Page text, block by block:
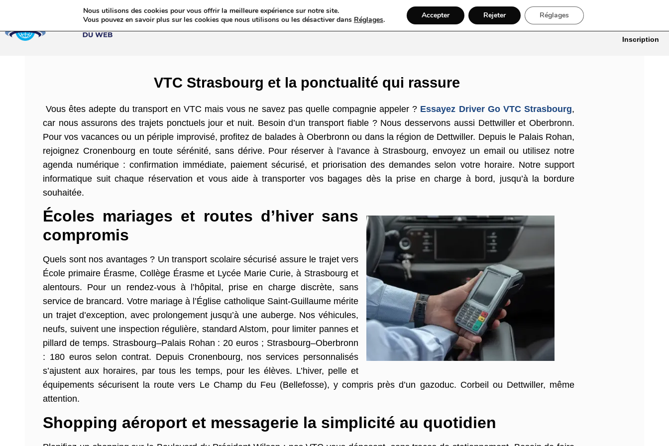
Annuaires & Blogs Web Taxi VTC Ambulance Locations De Voitures Bâtiment, Artisans & Électriciens
Inscription
VTC Strasbourg et la ponctualité qui rassure
Vous êtes adepte du transport en VTC mais vous ne savez pas quelle compagnie appeler ? Essayez Driver Go VTC Strasbourg,
car nous assurons des trajets ponctuels jour et nuit. Besoin d’un transport fiable ? Nous desservons aussi Dettwiller et Oberbronn.
Pour vos vacances ou un périple improvisé, profitez de balades à Oberbronn ou dans la région de Dettwiller. Depuis le Palais Rohan,
rejoignez Cronenbourg en toute sérénité, sans dérive. Pour réserver à l’avance à Strasbourg, envoyez un email ou utilisez notre
agenda numérique : confirmation immédiate, paiement sécurisé, et priorisation des demandes selon votre horaire. Notre support
informatique suit chaque réservation et vous aide à transporter vos bagages dès la prise en charge à bord, jusqu’à la bordure
souhaitée.
Écoles mariages et routes d’hiver sans
compromis
Quels sont nos avantages ? Un transport scolaire sécurisé assure le trajet vers
École primaire Érasme, Collège Érasme et Lycée Marie Curie, à Strasbourg et
alentours. Pour un rendez-vous à l’hôpital, prise en charge discrète, sans
service de brancard. Votre mariage à l’Église catholique Saint-Guillaume mérite
un trajet d’exception, avec prolongement jusqu’à une auberge. Nos véhicules,
neufs, suivent une inspection régulière, standard Alstom, pour limiter pannes et
pillard de temps. Strasbourg–Palais Rohan : 20 euros ; Strasbourg–Oberbronn
: 180 euros selon contrat. Depuis Cronenbourg, nos services personnalisés
s’ajustent aux horaires, par tous les temps, pour les élèves. L’hiver, pelle et
équipements sécurisent la route vers Le Champ du Feu (Bellefosse), y compris près d’un gazoduc. Corbeil ou Dettwiller, même
attention.
Shopping aéroport et messagerie la simplicité au quotidien
Nous utilisons des cookies pour vous offrir la meilleure expérience sur notre site.
Vous pouvez en savoir plus sur les cookies que nous utilisons ou les désactiver dans Réglages. Accepter Rejeter Réglages